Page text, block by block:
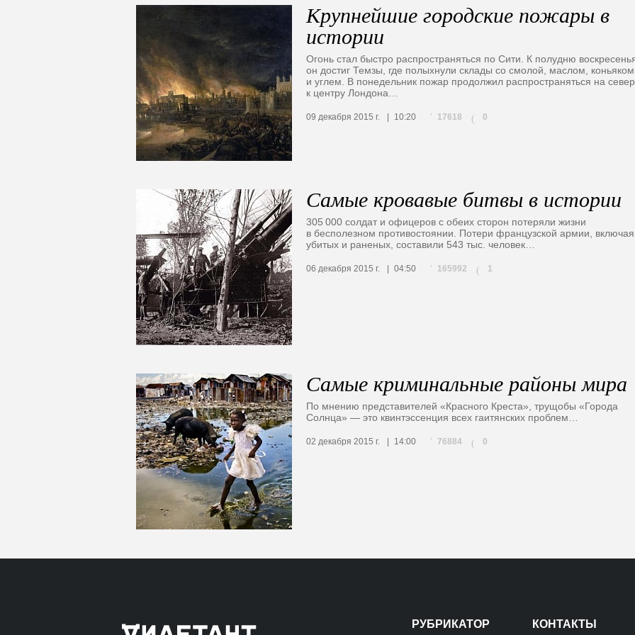
Крупнейшие городские пожары в
истории
Огонь стал быстро распространяться по Сити. К полудню
он достиг Темзы, где полыхнули склады со смолой, маслом, коньяком
и углем. В понедельник пожар продолжил распространяться на
к центру Лондона…
09 декабря 2015 г. 10:20 17618 ( 0
Самые кровавые битвы в истории
305 000 солдат и офицеров с обеих сторон потеряли жизни
в бесполезном противостоянии. Потери французской армии, включая
убитых и раненых, составили 543 тыс. человек…
06 декабря 2015 г. 04:50 165992 ( 1
Самые криминальные районы мира
По мнению представителей «Красного Креста», трущобы «Города
Солнца» — это квинтэссенция всех гаитянских проблем…
02 декабря 2015 г. 14:00 76884 ( 0
РУБРИКАТОР КОНТАКТЫ